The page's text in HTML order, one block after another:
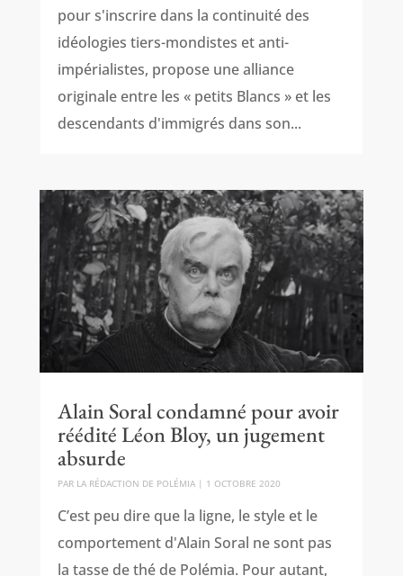
pour s'inscrire dans la continuité des
idéologies tiers-mondistes et anti-
impérialistes, propose une alliance
originale entre les « petits Blancs » et les
descendants d'immigrés dans son...
Alain Soral condamné pour avoir
réédité Léon Bloy, un jugement
absurde
PAR LA RÉDACTION DE POLÉMIA| 1 OCTOBRE 2020
C’est peu dire que la ligne, le style et le
comportement d'Alain Soral ne sont pas
la tasse de thé de Polémia. Pour autant,